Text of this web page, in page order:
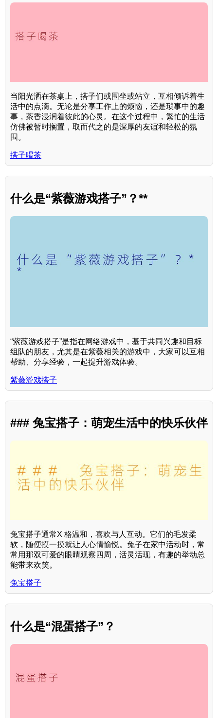
当阳光洒在茶桌上，搭子们或围坐或站立，互相倾诉着生
活中的点滴。无论是分享工作上的烦恼，还是琐事中的趣
事，茶香浸润着彼此的心灵。在这个过程中，繁忙的生活
仿佛被暂时搁置，取而代之的是深厚的友谊和轻松的氛
围。
搭子喝茶
什么是“紫薇游戏搭子”？**
“紫薇游戏搭子”是指在网络游戏中，基于共同兴趣和目标
组队的朋友，尤其是在紫薇相关的游戏中，大家可以互相
帮助、分享经验，一起提升游戏体验。
紫薇游戏搭子
### 兔宝搭子：萌宠生活中的快乐伙伴
兔宝搭子通常X 格温和，喜欢与人互动。它们的毛发柔
软，随便摸一摸就让人心情愉悦。兔子在家中活动时，常
常用那双可爱的眼睛观察四周，活灵活现，有趣的举动总
能带来欢笑。
兔宝搭子
什么是“混蛋搭子”？